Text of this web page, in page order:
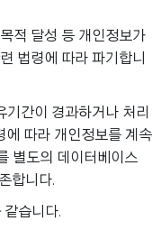
적 달성 등 개인정보가
법령에 따라 파기합니
간이 경과하거나 처리
에 따라 개인정보를 계속
별도의 데이터베이스
합니다.
습니다.